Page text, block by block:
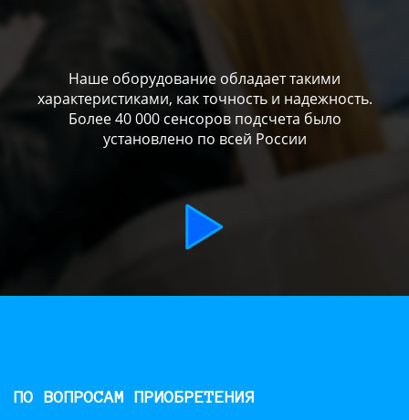
Наше оборудование обладает такими
характеристиками, как точность и надежность.
Более 40 000 сенсоров подсчета было
установлено по всей России
ПО ВОПРОСАМ ПРИОБРЕТЕНИЯ